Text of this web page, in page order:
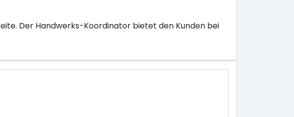
Der Handwerks-Koordinator bietet den Kunden bei